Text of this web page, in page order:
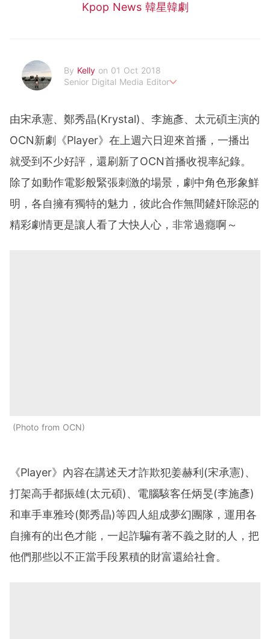
Kpop News 韓星韓劇
By Kelly on 01 Oct 2018
Senior Digital Media Editor
由宋承憲、鄭秀晶(Krystal)、李施彥、太元碩主演的
OCN新劇《Player》在上週六日迎來首播，一播出
就受到不少好評，還刷新了OCN首播收視率紀錄。
除了如動作電影般緊張刺激的場景，劇中角色形象鮮
明，各自擁有獨特的魅力，彼此合作無間鏟奸除惡的
精彩劇情更是讓人看了大快人心，非常過癮啊～
Photo from OCN
《Player》內容在講述天才詐欺犯姜赫利(宋承憲)、
打架高手都振雄(太元碩)、電腦駭客任炳旻(李施彥)
和車手車雅玲(鄭秀晶)等四人組成夢幻團隊，運用各
自擁有的出色才能，一起詐騙有著不義之財的人，把
他們那些以不正當手段累積的財富還給社會。